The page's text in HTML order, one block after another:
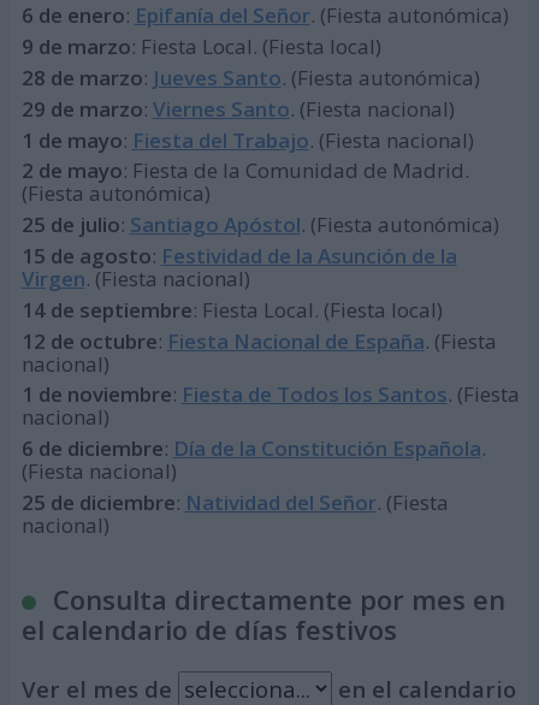
6 de enero: Epifanía del Señor. (Fiesta autonómica)
9 de marzo: Fiesta Local. (Fiesta local)
28 de marzo: Jueves Santo. (Fiesta autonómica)
29 de marzo: Viernes Santo. (Fiesta nacional)
1 de mayo: Fiesta del Trabajo. (Fiesta nacional)
2 de mayo: Fiesta de la Comunidad de Madrid.
(Fiesta autonómica)
25 de julio: Santiago Apóstol. (Fiesta autonómica)
15 de agosto: Festividad de la Asunción de la
Virgen. (Fiesta nacional)
14 de septiembre: Fiesta Local. (Fiesta local)
12 de octubre: Fiesta Nacional de España. (Fiesta
nacional)
1 de noviembre: Fiesta de Todos los Santos. (Fiesta
nacional)
6 de diciembre: Día de la Constitución Española.
(Fiesta nacional)
25 de diciembre: Natividad del Señor. (Fiesta
nacional)
Consulta directamente por mes en
el calendario de días festivos
Ver el mes de en el calendario